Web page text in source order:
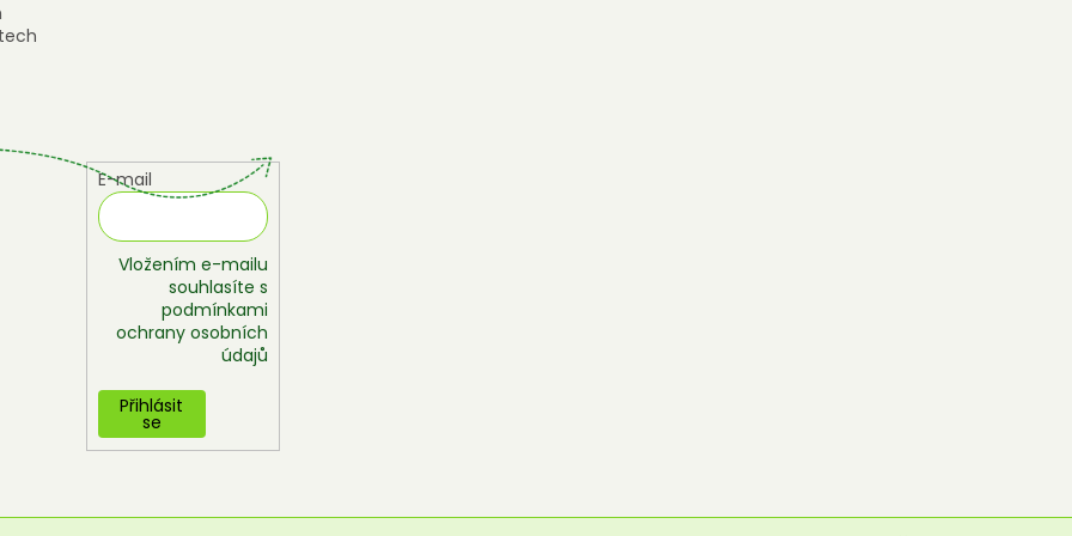
E-mail
Vložením e-mailu
souhlasíte s
podmínkami
ochrany osobních
údajů
Přihlásit
se